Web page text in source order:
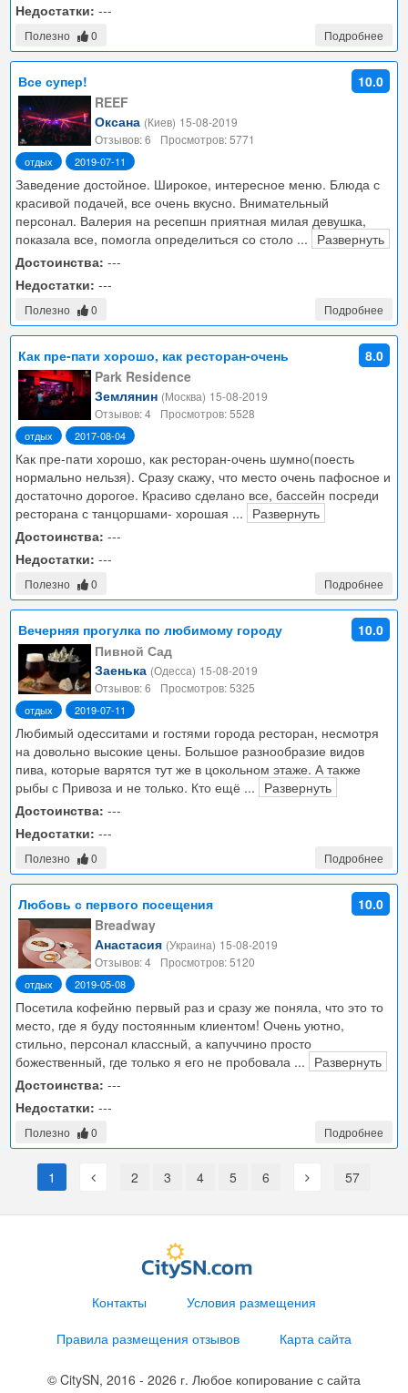
Недостатки: ---
Полезно 0 Подробнее
Все супер!
10.0
REEF
Оксана (Киев) 15-08-2019
Отзывов: 6
Просмотров: 5771
отдых 2019-07-11
Заведение достойное. Широкое, интересное меню. Блюда с
красивой подачей, все очень вкусно. Внимательный
персонал. Валерия на ресепшн приятная милая девушка,
показала все, помогла определиться со столо ... Развернуть
Достоинства: ---
Недостатки: ---
Полезно 0 Подробнее
Как пре-пати хорошо, как ресторан-очень
шумно(поесть нормально нельзя)
8.0
Park Residence
Землянин (Москва) 15-08-2019
Отзывов: 4
Просмотров: 5528
отдых 2017-08-04
Как пре-пати хорошо, как ресторан-очень шумно(поесть
нормально нельзя). Сразу скажу, что место очень пафосное и
достаточно дорогое. Красиво сделано все, бассейн посреди
ресторана с танцоршами- хорошая ... Развернуть
Достоинства: ---
Недостатки: ---
Полезно 0 Подробнее
Вечерняя прогулка по любимому городу
10.0
Пивной Сад
Заенька (Одесса) 15-08-2019
Отзывов: 6
Просмотров: 5325
отдых 2019-07-11
Любимый одесситами и гостями города ресторан, несмотря
на довольно высокие цены. Большое разнообразие видов
пива, которые варятся тут же в цокольном этаже. А также
рыбы с Привоза и не только. Кто ещё ... Развернуть
Достоинства: ---
Недостатки: ---
Полезно 0 Подробнее
Любовь с первого посещения
10.0
Breadway
Анастасия (Украина) 15-08-2019
Отзывов: 4
Просмотров: 5120
отдых 2019-05-08
Посетила кофейню первый раз и сразу же поняла, что это то
место, где я буду постоянным клиентом! Очень уютно,
стильно, персонал классный, а капуччино просто
божественный, где только я его не пробовала ... Развернуть
Достоинства: ---
Недостатки: ---
Полезно 0 Подробнее
1 2 3 4 5 6 57
Контакты
Условия размещения
Правила размещения отзывов
Карта сайта
© CitySN, 2016 - 2026 г. Любое копирование с сайта